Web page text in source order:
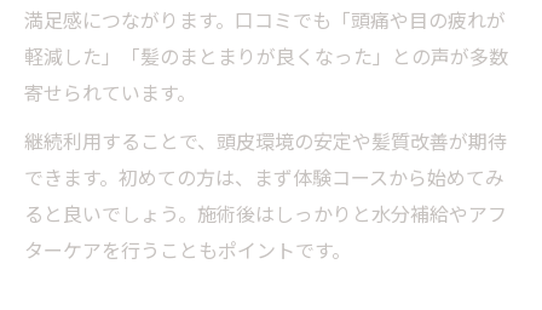
満足感につながります。口コミでも「頭痛や目の疲れが
軽減した」「髪のまとまりが良くなった」との声が多数
寄せられています。
継続利用することで、頭皮環境の安定や髪質改善が期待
できます。初めての方は、まず体験コースから始めてみ
ると良いでしょう。施術後はしっかりと水分補給やアフ
ターケアを行うこともポイントです。